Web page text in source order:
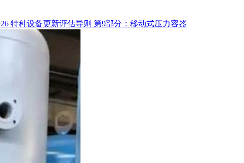
特种设备更新评估导则 第9部分：移动式压力容器